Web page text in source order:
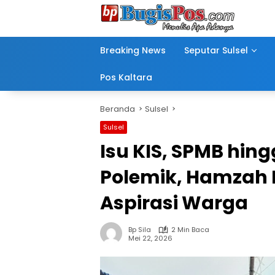
Breaking News Seputar Sulsel
Pos Kaltara
Beranda Sulsel
Sulsel
Isu KIS, SPMB
Polemik,
Aspirasi Warga
Bp Sila
2 Min Baca
Mei 22, 2026